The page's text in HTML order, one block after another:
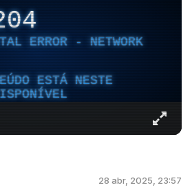
ERROR - NETWORK
ESTÁ NESTE
28 abr, 2025, 23:57